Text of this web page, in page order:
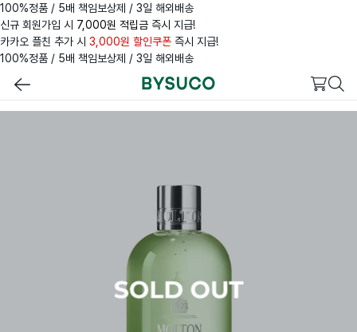
100%정품 / 5배 책임보상제 / 3일 해외배송
신규 회원가입 시 7,000원 적립금 즉시 지급!
카카오 플친 추가 시 3,000원 할인쿠폰 즉시 지급!
100%정품 / 5배 책임보상제 / 3일 해외배송